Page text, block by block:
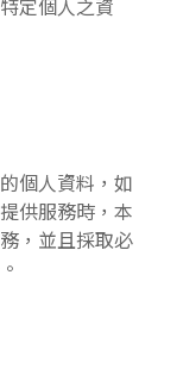
定個人之資
個人資料，如
供服務時，本
，並且採取必